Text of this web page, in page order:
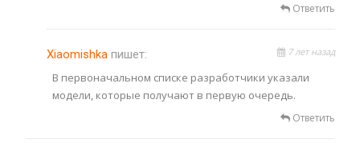
Ответить
Xiaomishkaпишет: 7 лет назад
В первоначальном списке разработчики указали
модели, которые получают в первую очередь.
Ответить